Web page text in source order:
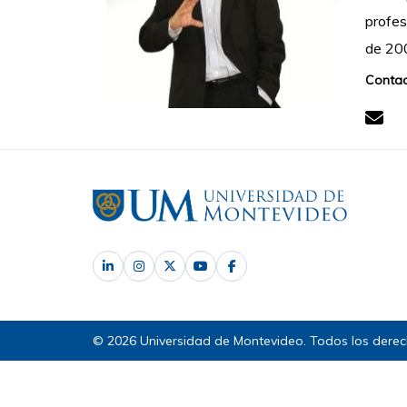
de
© 2026 Universidad de Montevideo. Todos los